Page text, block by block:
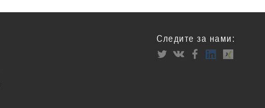
Следите за нами: